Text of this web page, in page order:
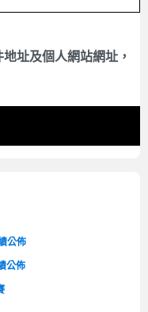
址及個人網站網址，
公佈
公佈